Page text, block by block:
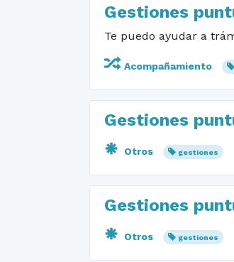
Gestiones
Te puedo ayudar a
Acompañamiento
Gestiones
Otros gestiones
Gestiones
Otros gestiones